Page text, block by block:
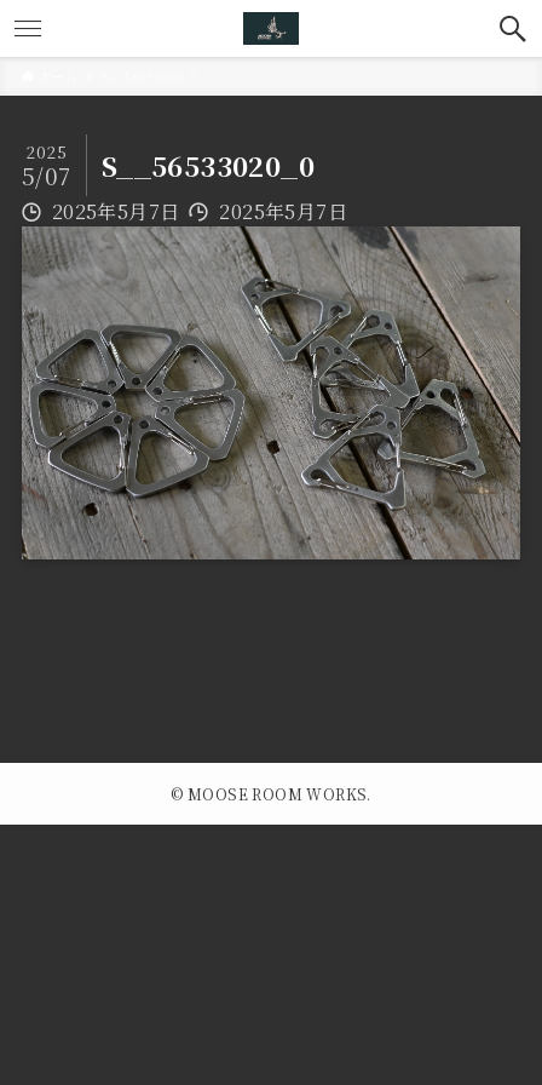
S__56533020_0
2025
5/07
2025年5月7日 2025年5月7日
© MOOSE ROOM WORKS.